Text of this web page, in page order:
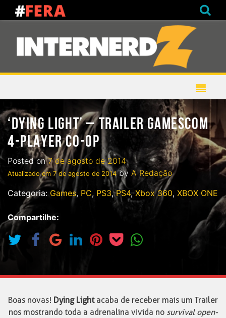
‘DYING LIGHT’ – TRAILER GAMESCOM
4-PLAYER CO-OP
Posted on7 de agosto de 2014
Atualizado em 7 de agosto de 2014by A Redação
Categoria: Games, PC, PS3,PS4,Xbox 360, XBOX ONE
Compartilhe:
Boas novas! Dying Lightacaba de receber mais um Trailer
nos mostrando toda a adrenalina vivida no survival open-